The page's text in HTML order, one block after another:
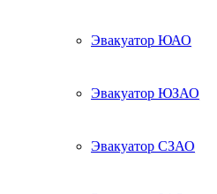
Эвакуатор ЮАО
Эвакуатор ЮЗАО
Эвакуатор СЗАО